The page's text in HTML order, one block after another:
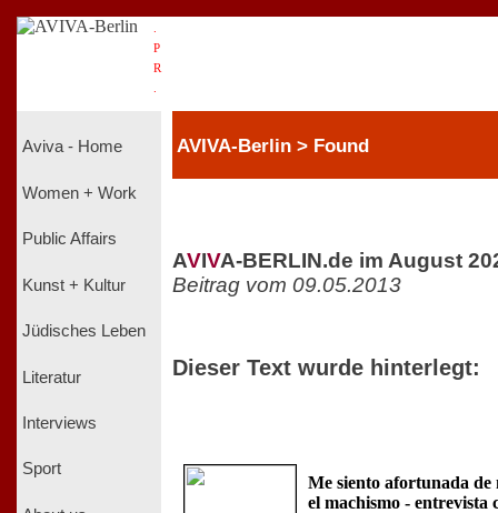
P
R
Aviva - Home
Women + Work
Public Affairs
Kunst + Kultur
Jüdisches Leben
Literatur
Interviews
Sport
AVIVA-Berlin > Found
AVIVA-BERLIN.de im August
Beitrag vom 09.05.2013
Dieser Text wurde hinterlegt:
Me siento afortunada
el machismo - entrevista